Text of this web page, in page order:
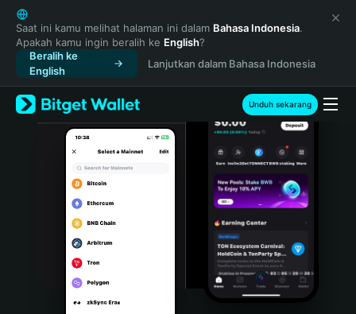
English
日本語
Tiếng Việt
Русский
Español (Latinoamérica)
Türkçe
Italiano
Português (Portugal)
Bahasa Indonesia
Saat ini kamu melihat halaman ini dalam Bahasa Indonesia.
Apakah kamu ingin beralih ke English?
Beralih ke
English
Lanjutkan dalam Bahasa Indonesia
Unduh sekarang